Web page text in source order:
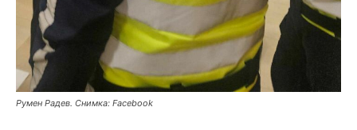
Румен Радев. Снимка: Facebook